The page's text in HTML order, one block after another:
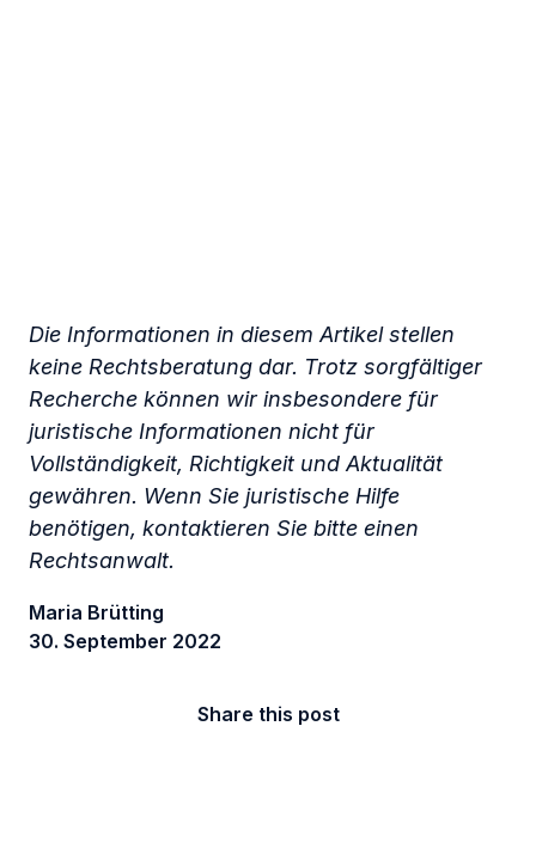
Die Informationen in diesem Artikel stellen
keine Rechtsberatung dar. Trotz sorgfältiger
Recherche können wir insbesondere für
juristische Informationen nicht für
Vollständigkeit, Richtigkeit und Aktualität
gewähren. Wenn Sie juristische Hilfe
benötigen, kontaktieren Sie bitte einen
Rechtsanwalt.
Maria Brütting
30. September 2022
Share this post